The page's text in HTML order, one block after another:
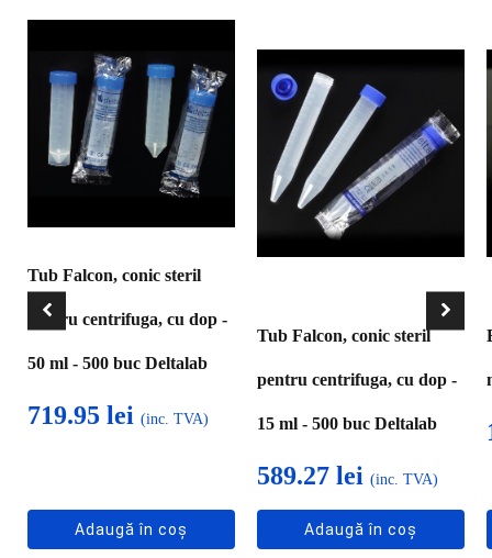
Tub Falcon, conic steril
pentru centrifuga, cu dop -
50 ml - 500 buc Deltalab
719.95 lei (inc. TVA)
Adaugă în coș
Tub Falcon, conic steril
pentru centrifuga, cu dop -
15 ml - 500 buc Deltalab
589.27 lei (inc. TVA)
Adaugă în coș